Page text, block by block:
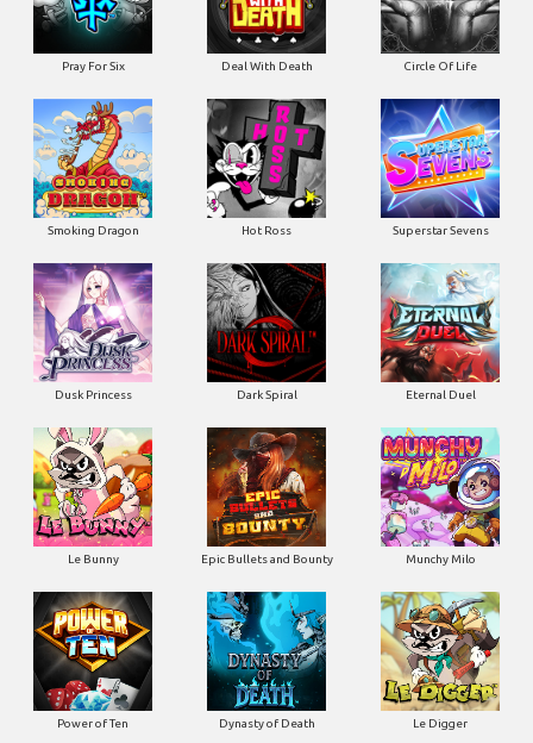
Pray For Six Deal With Death Circle Of Life
Smoking Dragon Hot Ross Superstar Sevens
Dusk Princess Dark Spiral Eternal Duel
Le Bunny Epic Bullets and Bounty Munchy Milo
Power of Ten Dynasty of Death Le Digger